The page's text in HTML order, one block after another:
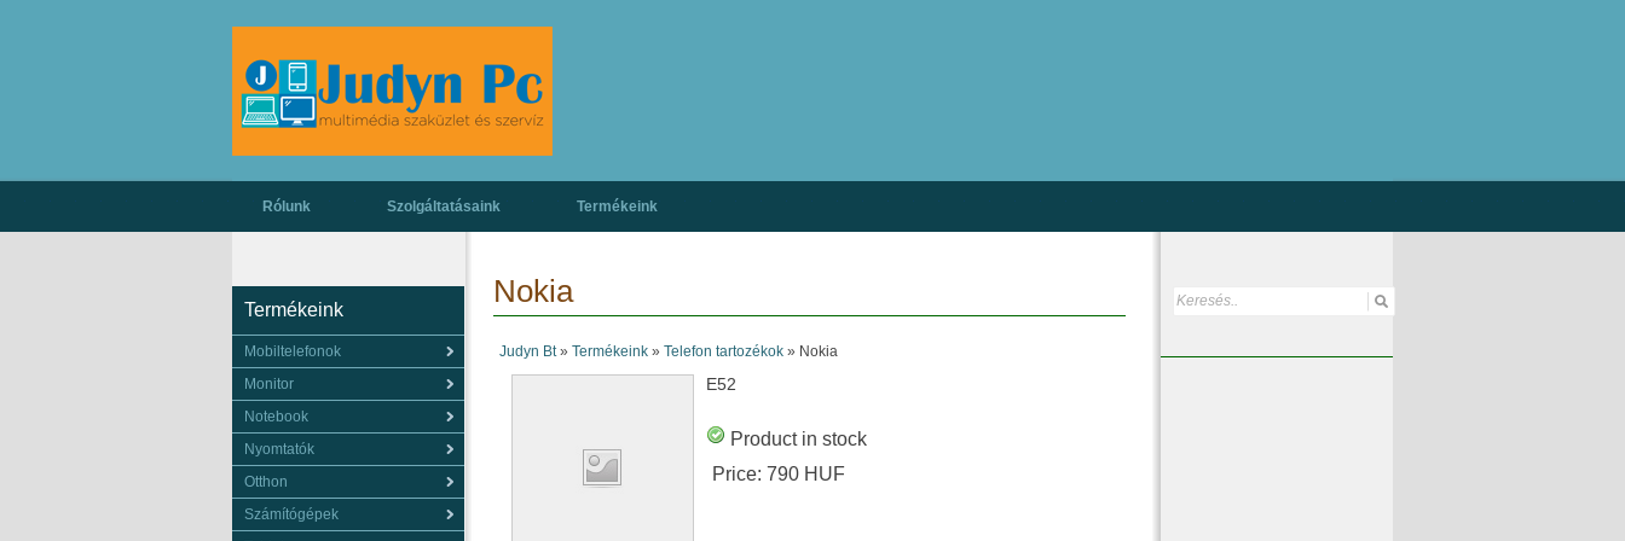
Rólunk Szolgáltatásaink Termékeink
Nokia
Judyn Bt» Termékeink» Telefon tartozékok» Nokia
E52
Product in stock
Price: 790 HUF
Termékeink
Mobiltelefonok
Monitor
Notebook
Nyomtatók
Otthon
Számítógépek